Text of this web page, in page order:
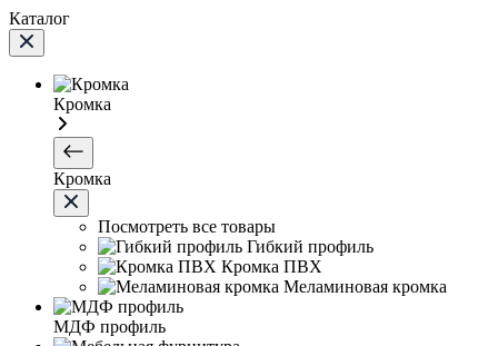
Каталог
Кромка
Кромка
Посмотреть все товары
Гибкий профиль
Кромка ПВХ
Меламиновая кромка
МДФ профиль